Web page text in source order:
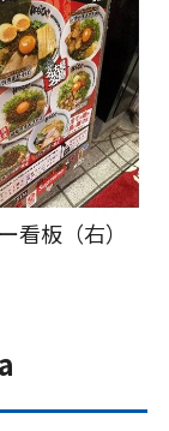
看板（右）